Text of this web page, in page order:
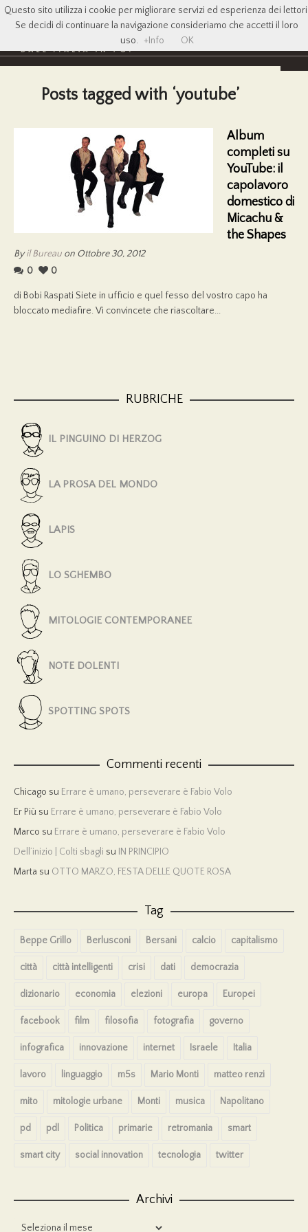
Posts tagged with ‘youtube’
Album
completi su
YouTube: il
capolavoro
domestico di
Micachu &
the Shapes
Byil Bureau on Ottobre 30, 2012
0
0
di Bobi Raspati Siete in ufficio e quel fesso del vostro capo ha
bloccato mediafire. Vi convincete che riascoltare...
RUBRICHE
IL PINGUINO DI HERZOG
LA PROSA DEL MONDO
LAPIS
LO SGHEMBO
MITOLOGIE CONTEMPORANEE
NOTE DOLENTI
SPOTTING SPOTS
Commenti recenti
Chicago su Errare è umano, perseverare è Fabio Volo
Er Più su Errare è umano, perseverare è Fabio Volo
Marco su Errare è umano, perseverare è Fabio Volo
Dell’inizio | Colti sbagli su IN PRINCIPIO
Marta su OTTO MARZO, FESTA DELLE QUOTE ROSA
Tag
Beppe Grillo Berlusconi Bersani calcio capitalismo
città città intelligenti crisi dati democrazia
dizionario economia elezioni europa Europei
facebook film filosofia fotografia governo
infografica innovazione internet Israele Italia
lavoro linguaggio m5s Mario Monti matteo renzi
mito mitologie urbane Monti musica Napolitano
pd pdl Politica primarie retromania smart
smart city social innovation tecnologia twitter
Archivi
Archivi
Questo sito utilizza i cookie per migliorare servizi ed esperienza dei
Se decidi di continuare la navigazione consideriamo che accetti il loro
uso. +Info OK